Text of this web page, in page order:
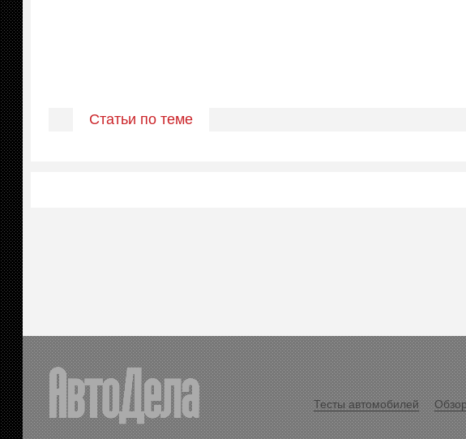
Статьи по теме
Тесты автомобилей